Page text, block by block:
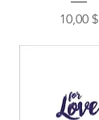
Цена
10,00 $